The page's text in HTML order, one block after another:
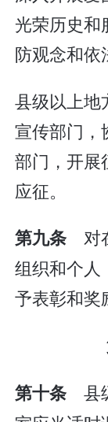
光荣历史和
防观念和依
县级以上地
宣传部门，
部门，开展
应征。
第九条 对
组织和个人
予表彰和奖
第十条 县